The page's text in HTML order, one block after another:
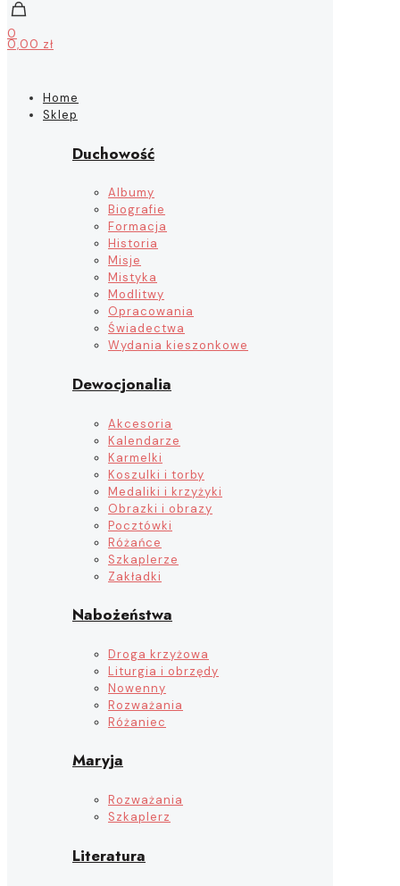
0
0,00 zł
Home
Sklep
Duchowość
Albumy
Biografie
Formacja
Historia
Misje
Mistyka
Modlitwy
Opracowania
Świadectwa
Wydania kieszonkowe
Dewocjonalia
Akcesoria
Kalendarze
Karmelki
Koszulki i torby
Medaliki i krzyżyki
Obrazki i obrazy
Pocztówki
Różańce
Szkaplerze
Zakładki
Nabożeństwa
Droga krzyżowa
Liturgia i obrzędy
Nowenny
Rozważania
Różaniec
Maryja
Rozważania
Szkaplerz
Literatura